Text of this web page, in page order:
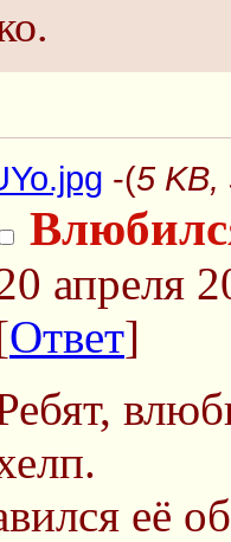
-(5 KB,
апреля
Ответ]
её